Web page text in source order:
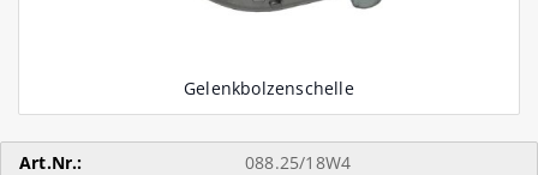
Art.Nr.:
088.25/18W4